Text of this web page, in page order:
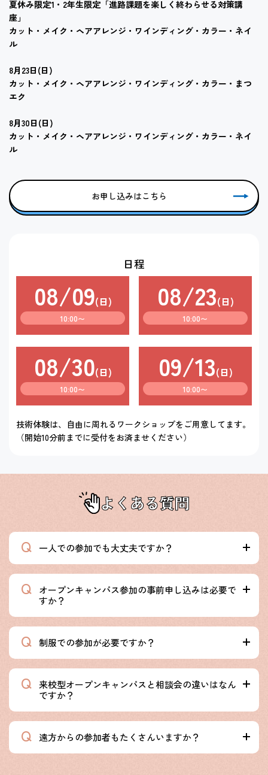
夏休み限定1・2年生限定「進路課題を楽しく終わらせる対策講
座」
カット・メイク・ヘアアレンジ・ワインディング・カラー・ネイ
ル
8月23日(日)
カット・メイク・ヘアアレンジ・ワインディング・カラー・まつ
エク
8月30日(日)
カット・メイク・ヘアアレンジ・ワインディング・カラー・ネイ
ル
お申し込みはこちら
日程
08/09(日)
10:00〜
08/23(日)
10:00〜
08/30(日)
10:00〜
09/13(日)
10:00〜
技術体験は、自由に周れるワークショップをご用意してます。
（開始10分前までに受付をお済ませください）
よくある質問
一人での参加でも大丈夫ですか？
オープンキャンパス参加の事前申し込みは必要で
すか？
制服での参加が必要ですか？
来校型オープンキャンパスと相談会の違いはなん
ですか？
遠方からの参加者もたくさんいますか？